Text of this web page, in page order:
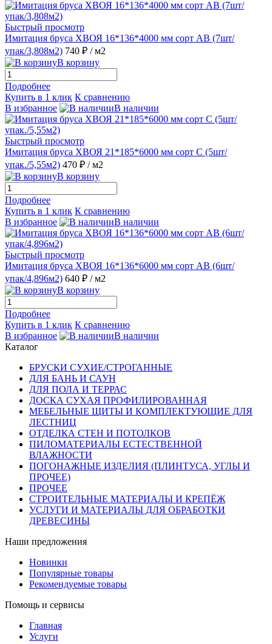
Быстрый просмотр
Имитация бруса ХВОЯ 16*136*4000 мм сорт АВ (7шт/
упак/3,808м2) 740 ₽ / м2
В корзину
Подробнее
Купить в 1 клик К сравнению
В избранное
В наличии
Быстрый просмотр
Имитация бруса ХВОЯ 21*185*6000 мм сорт С (5шт/
упак./5,55м2) 470 ₽ / м2
В корзину
Подробнее
Купить в 1 клик К сравнению
В избранное
В наличии
Быстрый просмотр
Имитация бруса ХВОЯ 16*136*6000 мм сорт АВ (6шт/
упак/4,896м2) 640 ₽ / м2
В корзину
Подробнее
Купить в 1 клик К сравнению
В избранное
В наличии
Каталог
БРУСКИ СУХИЕ/СТРОГАННЫЕ
ДЛЯ БАНЬ И САУН
ДЛЯ ПОЛА И ТЕРРАС
ДОСКА СУХАЯ ПРОФИЛИРОВАННАЯ
МЕБЕЛЬНЫЕ ЩИТЫ И КОМПЛЕКТУЮЩИЕ ДЛЯ
ЛЕСТНИЦ
ОТДЕЛКА СТЕН И ПОТОЛКОВ
ПИЛОМАТЕРИАЛЫ ЕСТЕСТВЕННОЙ
ВЛАЖНОСТИ
ПОГОНАЖНЫЕ ИЗДЕЛИЯ (ПЛИНТУСА, УГЛЫ И
ПРОЧЕЕ)
ПРОЧЕЕ
СТРОИТЕЛЬНЫЕ МАТЕРИАЛЫ И КРЕПЁЖ
УСЛУГИ И МАТЕРИАЛЫ ДЛЯ ОБРАБОТКИ
ДРЕВЕСИНЫ
Наши предложения
Новинки
Популярные товары
Рекомендуемые товары
Помощь и сервисы
Главная
Услуги